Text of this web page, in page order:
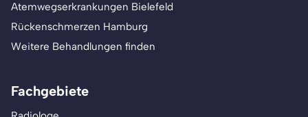
Atemwegserkrankungen Bielefeld
Rückenschmerzen Hamburg
Weitere Behandlungen finden
Fachgebiete